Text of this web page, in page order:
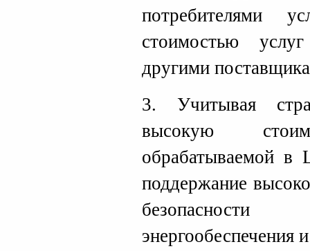
потребителями
стоимостью
другими
3. Учитывая
высокую
обрабатываемой
поддержание
безопасности
энергообеспечения